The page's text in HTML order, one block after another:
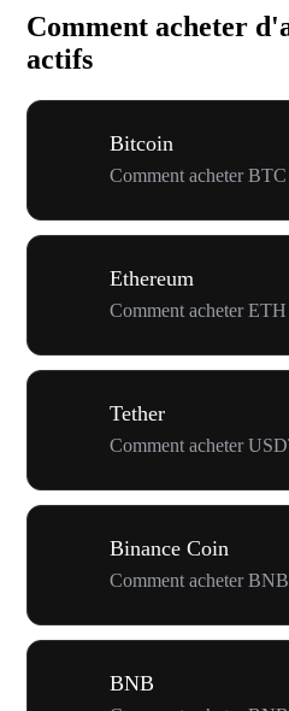
Comment acheter
actifs
Bitcoin
Comment acheter BTC
Ethereum
Comment acheter ETH
Tether
Comment acheter
Binance Coin
Comment acheter BNB
BNB